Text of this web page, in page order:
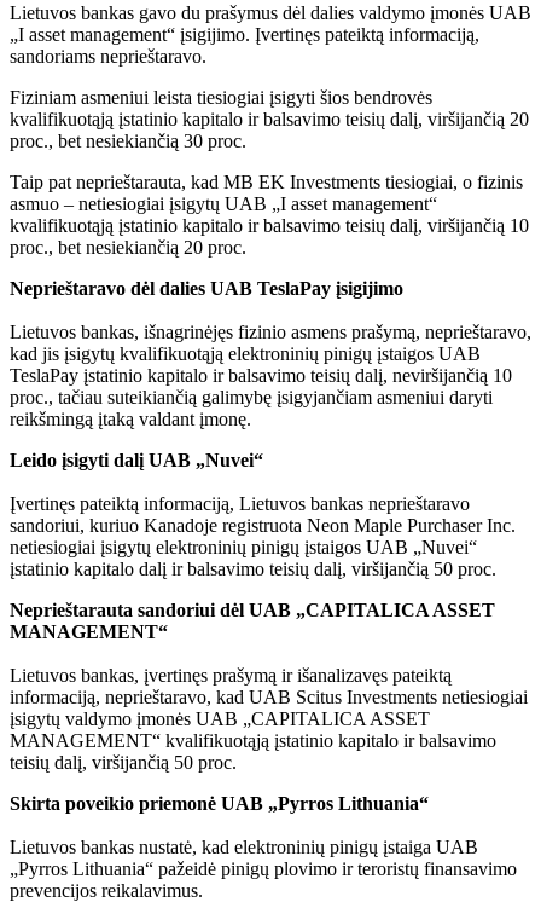
Lietuvos bankas gavo du prašymus dėl dalies valdymo įmonės UAB
„I asset management“ įsigijimo. Įvertinęs pateiktą informaciją,
sandoriams neprieštaravo.
Fiziniam asmeniui leista tiesiogiai įsigyti šios bendrovės
kvalifikuotąją įstatinio kapitalo ir balsavimo teisių dalį, viršijančią 20
proc., bet nesiekiančią 30 proc.
Taip pat neprieštarauta, kad MB EK Investments tiesiogiai, o fizinis
asmuo – netiesiogiai įsigytų UAB „I asset management“
kvalifikuotąją įstatinio kapitalo ir balsavimo teisių dalį, viršijančią 10
proc., bet nesiekiančią 20 proc.
Neprieštaravo dėl dalies UAB TeslaPay įsigijimo
Lietuvos bankas, išnagrinėjęs fizinio asmens prašymą, neprieštaravo,
kad jis įsigytų kvalifikuotąją elektroninių pinigų įstaigos UAB
TeslaPay įstatinio kapitalo ir balsavimo teisių dalį, neviršijančią 10
proc., tačiau suteikiančią galimybę įsigyjančiam asmeniui daryti
reikšmingą įtaką valdant įmonę.
Leido įsigyti dalį UAB „Nuvei“
Įvertinęs pateiktą informaciją, Lietuvos bankas neprieštaravo
sandoriui, kuriuo Kanadoje registruota Neon Maple Purchaser Inc.
netiesiogiai įsigytų elektroninių pinigų įstaigos UAB „Nuvei“
įstatinio kapitalo dalį ir balsavimo teisių dalį, viršijančią 50 proc.
Neprieštarauta sandoriui dėl UAB „CAPITALICA ASSET
MANAGEMENT“
Lietuvos bankas, įvertinęs prašymą ir išanalizavęs pateiktą
informaciją, neprieštaravo, kad UAB Scitus Investments netiesiogiai
įsigytų valdymo įmonės UAB „CAPITALICA ASSET
MANAGEMENT“ kvalifikuotąją įstatinio kapitalo ir balsavimo
teisių dalį, viršijančią 50 proc.
Skirta poveikio priemonė UAB „Pyrros Lithuania“
Lietuvos bankas nustatė, kad elektroninių pinigų įstaiga UAB
„Pyrros Lithuania“ pažeidė pinigų plovimo ir teroristų finansavimo
prevencijos reikalavimus.